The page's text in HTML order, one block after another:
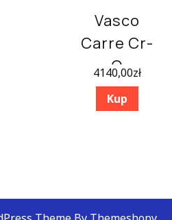
Vasco
Carre Cr-
O
1400X430
4140,00zł
Kup